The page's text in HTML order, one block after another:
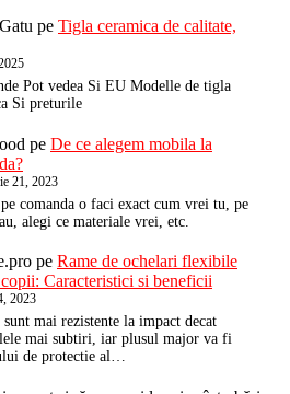
pe Tigla ceramica de calitate,
Pot vedea Si EU Modelle de tigla
Si preturile
pe De ce alegem mobila la
21, 2023
comanda o faci exact cum vrei tu, pe
alegi ce materiale vrei, etc.
pe Rame de ochelari flexibile
Caracteristici si beneficii
2023
sunt mai rezistente la impact decat
mai subtiri, iar plusul major va fi
de protectie al…